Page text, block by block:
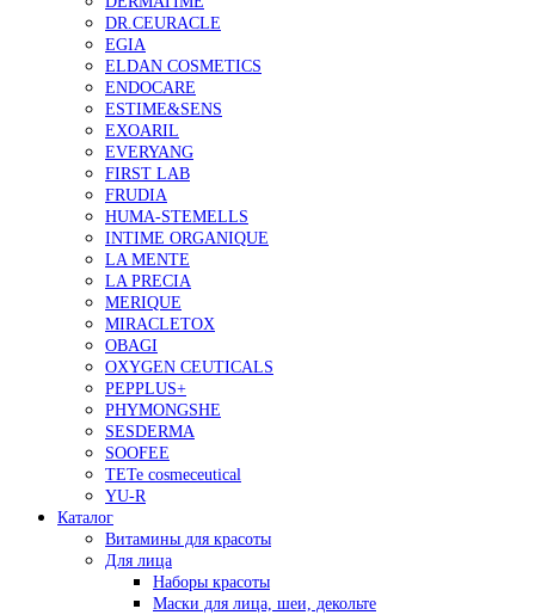
DR.CEURACLE
EGIA
ELDAN COSMETICS
ENDOCARE
ESTIME&SENS
EXOARIL
EVERYANG
FIRST LAB
FRUDIA
HUMA-STEMELLS
INTIME ORGANIQUE
LA MENTE
LA PRECIA
MERIQUE
MIRACLETOX
OBAGI
OXYGEN CEUTICALS
PEPPLUS+
PHYMONGSHE
SESDERMA
SOOFEE
TETe cosmeceutical
YU-R
Каталог
Витамины для красоты
Для лица
Наборы красоты
Маски для лица, шеи, декольте